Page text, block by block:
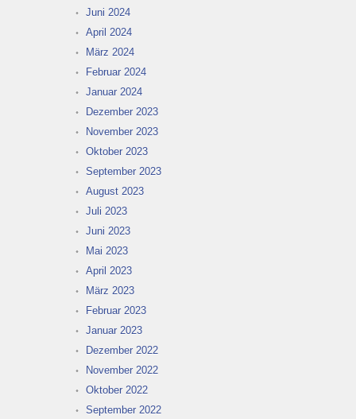
Juni 2024
April 2024
März 2024
Februar 2024
Januar 2024
Dezember 2023
November 2023
Oktober 2023
September 2023
August 2023
Juli 2023
Juni 2023
Mai 2023
April 2023
März 2023
Februar 2023
Januar 2023
Dezember 2022
November 2022
Oktober 2022
September 2022